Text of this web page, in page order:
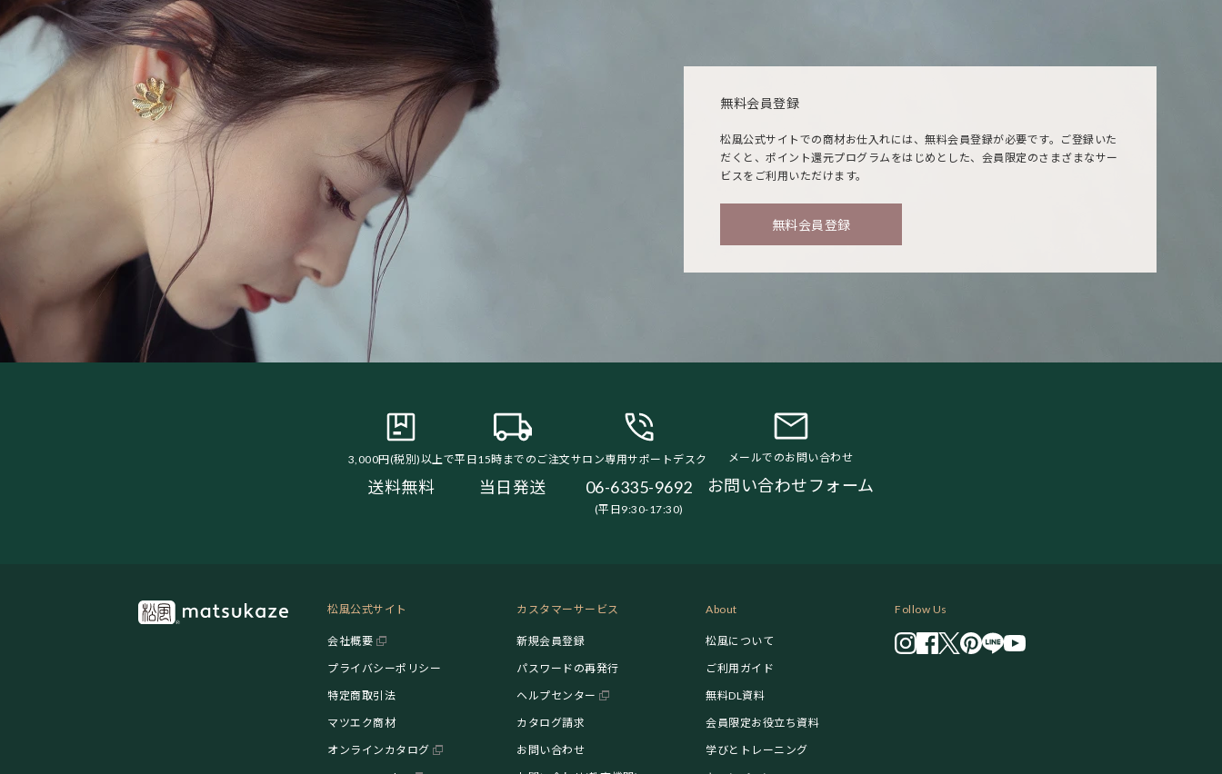
無料会員登録
松風公式サイトでの商材お仕入れには、無料会員登録が必要です。ご登録いた
だくと、ポイント還元プログラムをはじめとした、会員限定のさまざまなサー
ビスをご利用いただけます。
無料会員登録
3,000円(税別)以上で
送料無料
平日15時までのご注文
当日発送
サロン専用サポートデスク
06-6335-9692
(平日9:30-17:30)
メールでのお問い合わせ
お問い合わせフォーム
松風公式サイト
会社概要
プライバシーポリシー
特定商取引法
マツエク商材
オンラインカタログ
カスタマーサービス
新規会員登録
パスワードの再発行
ヘルプセンター
カタログ請求
お問い合わせ
About
松風について
ご利用ガイド
無料DL資料
会員限定お役立ち資料
学びとトレーニング
Follow Us